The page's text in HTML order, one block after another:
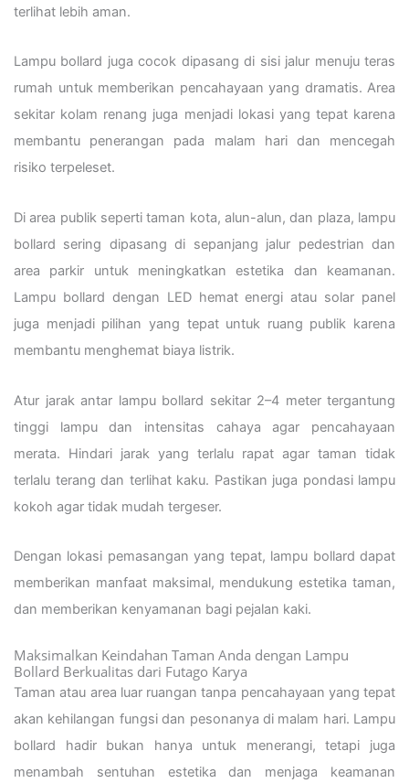
terlihat lebih aman.
Lampu bollard juga cocok dipasang di sisi jalur menuju teras
rumah untuk memberikan pencahayaan yang dramatis. Area
sekitar kolam renang juga menjadi lokasi yang tepat karena
membantu penerangan pada malam hari dan mencegah
risiko terpeleset.
Di area publik seperti taman kota, alun-alun, dan plaza, lampu
bollard sering dipasang di sepanjang jalur pedestrian dan
area parkir untuk meningkatkan estetika dan keamanan.
Lampu bollard dengan LED hemat energi atau solar panel
juga menjadi pilihan yang tepat untuk ruang publik karena
membantu menghemat biaya listrik.
Atur jarak antar lampu bollard sekitar 2–4 meter tergantung
tinggi lampu dan intensitas cahaya agar pencahayaan
merata. Hindari jarak yang terlalu rapat agar taman tidak
terlalu terang dan terlihat kaku. Pastikan juga pondasi lampu
kokoh agar tidak mudah tergeser.
Dengan lokasi pemasangan yang tepat, lampu bollard dapat
memberikan manfaat maksimal, mendukung estetika taman,
dan memberikan kenyamanan bagi pejalan kaki.
Maksimalkan Keindahan Taman Anda dengan Lampu
Bollard Berkualitas dari Futago Karya
Taman atau area luar ruangan tanpa pencahayaan yang tepat
akan kehilangan fungsi dan pesonanya di malam hari. Lampu
bollard hadir bukan hanya untuk menerangi, tetapi juga
menambah sentuhan estetika dan menjaga keamanan